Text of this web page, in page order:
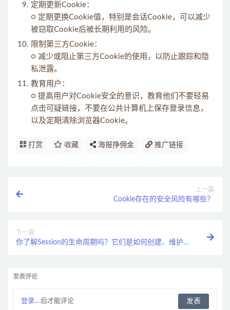
定期更新Cookie：
○ 定期更换Cookie值，特别是会话Cookie，可以减少
被窃取Cookie后被长期利用的风险。
限制第三方Cookie：
○ 减少或阻止第三方Cookie的使用，以防止跟踪和隐
私泄露。
教育用户：
○ 提高用户对Cookie安全的意识，教育他们不要轻易
点击可疑链接，不要在公共计算机上保存登录信息，
以及定期清除浏览器Cookie。
打赏 收藏 海报挣佣金 推广链接
上一篇
Cookie存在的安全风险有哪些？
下一篇
你了解Session的生命周期吗？它们是如何创建、维护和
发表评论
登录... 后才能评论